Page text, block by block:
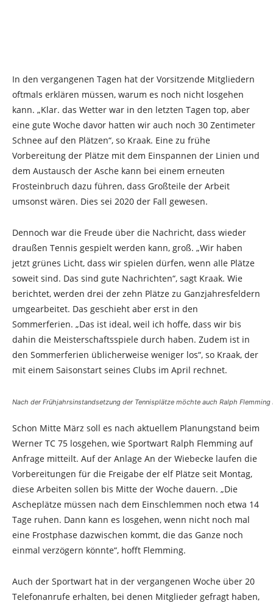
In den vergangenen Tagen hat der Vorsitzende Mitgliedern
oftmals erklären müssen, warum es noch nicht losgehen
kann. „Klar. das Wetter war in den letzten Tagen top, aber
eine gute Woche davor hatten wir auch noch 30 Zentimeter
Schnee auf den Plätzen“, so Kraak. Eine zu frühe
Vorbereitung der Plätze mit dem Einspannen der Linien und
dem Austausch der Asche kann bei einem erneuten
Frosteinbruch dazu führen, dass Großteile der Arbeit
umsonst wären. Dies sei 2020 der Fall gewesen.
Dennoch war die Freude über die Nachricht, dass wieder
draußen Tennis gespielt werden kann, groß. „Wir haben
jetzt grünes Licht, dass wir spielen dürfen, wenn alle Plätze
soweit sind. Das sind gute Nachrichten“, sagt Kraak. Wie
berichtet, werden drei der zehn Plätze zu Ganzjahresfeldern
umgearbeitet. Das geschieht aber erst in den
Sommerferien. „Das ist ideal, weil ich hoffe, dass wir bis
dahin die Meisterschaftsspiele durch haben. Zudem ist in
den Sommerferien üblicherweise weniger los“, so Kraak, der
mit einem Saisonstart seines Clubs im April rechnet.
Nach der Frühjahrsinstandsetzung der Tennisplätze möchte auch Ralph
Schon Mitte März soll es nach aktuellem Planungstand beim
Werner TC 75 losgehen, wie Sportwart Ralph Flemming auf
Anfrage mitteilt. Auf der Anlage An der Wiebecke laufen die
Vorbereitungen für die Freigabe der elf Plätze seit Montag,
diese Arbeiten sollen bis Mitte der Woche dauern. „Die
Ascheplätze müssen nach dem Einschlemmen noch etwa 14
Tage ruhen. Dann kann es losgehen, wenn nicht noch mal
eine Frostphase dazwischen kommt, die das Ganze noch
einmal verzögern könnte“, hofft Flemming.
Auch der Sportwart hat in der vergangenen Woche über 20
Telefonanrufe erhalten, bei denen Mitglieder gefragt haben,